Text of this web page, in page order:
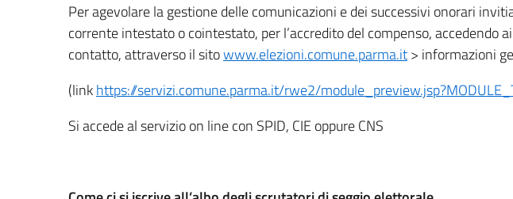
Per agevolare la gestione delle comunicazioni e dei successivi onorari
corrente intestato o cointestato, per l’accredito del compenso, accedendo ai
contatto, attraverso il sitowww.elezioni.comune.parma.it> informazioni
(linkhttps://servizi.comune.parma.it/rwe2/
Si accede al servizio on line con SPID, CIE oppure CNS